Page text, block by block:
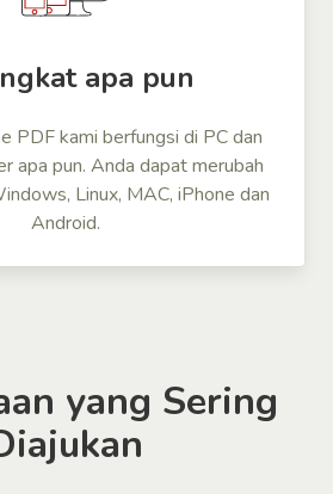
apa pun
PDF kami berfungsi di PC dan
apa pun. Anda dapat merubah
Linux, MAC, iPhone dan
Android.
yang Sering